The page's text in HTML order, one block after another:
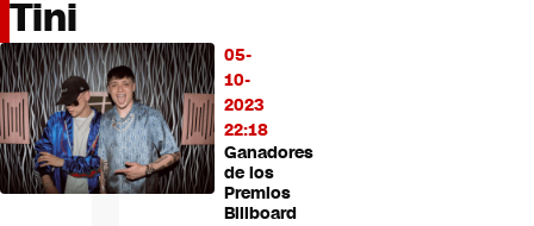
País
Mundo
Negocios
Deportes
Programas completos
Cultura
Tini
05-
10-
2023
22:18
Ganadores
de los
Premios
Billboard
LO
MÁS
LEÍDO